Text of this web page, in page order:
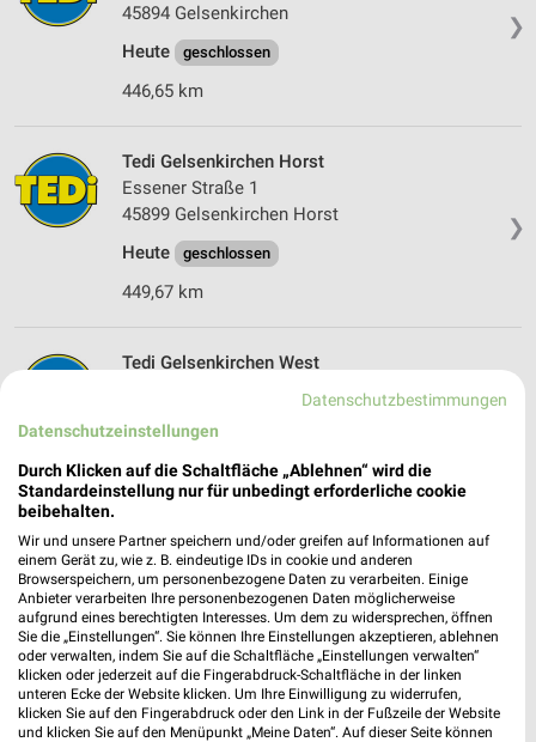
❯
45894 Gelsenkirchen
Heute
geschlossen
446,65 km
❯
Tedi Gelsenkirchen Horst
Essener Straße 1
45899 Gelsenkirchen Horst
Heute
geschlossen
449,67 km
Tedi Gelsenkirchen West
450,05 km
Tedi Herten
Hermannstraße 4
45699 Herten
Heute
geschlossen
440,61 km
Datenschutzbestimmungen
Datenschutzeinstellungen
Durch Klicken auf die Schaltfläche „Ablehnen“ wird die
Standardeinstellung nur für unbedingt erforderliche cookie
beibehalten.
Wir und unsere Partner speichern und/oder greifen auf Informationen auf
einem Gerät zu, wie z. B. eindeutige IDs in cookie und anderen
Browserspeichern, um personenbezogene Daten zu verarbeiten. Einige
Anbieter verarbeiten Ihre personenbezogenen Daten möglicherweise
aufgrund eines berechtigten Interesses. Um dem zu widersprechen, öffnen
Sie die „Einstellungen“. Sie können Ihre Einstellungen akzeptieren, ablehnen
oder verwalten, indem Sie auf die Schaltfläche „Einstellungen verwalten“
klicken oder jederzeit auf die Fingerabdruck-Schaltfläche in der linken
unteren Ecke der Website klicken. Um Ihre Einwilligung zu widerrufen,
klicken Sie auf den Fingerabdruck oder den Link in der Fußzeile der Website
und klicken Sie auf den Menüpunkt „Meine Daten“. Auf dieser Seite können